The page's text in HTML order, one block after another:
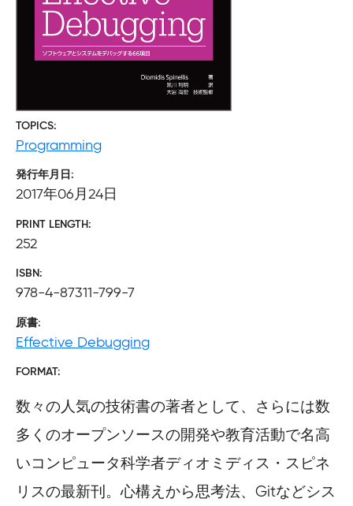
TOPICS
Programming
発行年月日
2017年06月24日
PRINT LENGTH
252
ISBN
978-4-87311-799-7
原書
Effective Debugging
FORMAT
数々の人気の技術書の著者として、さらには数
多くのオープンソースの開発や教育活動で名高
いコンピュータ科学者ディオミディス・スピネ
リスの最新刊。心構えから思考法、Gitなどシス